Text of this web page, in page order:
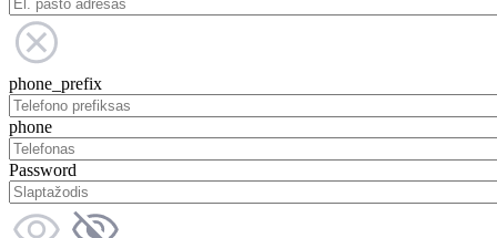
phone_prefix
phone
Password